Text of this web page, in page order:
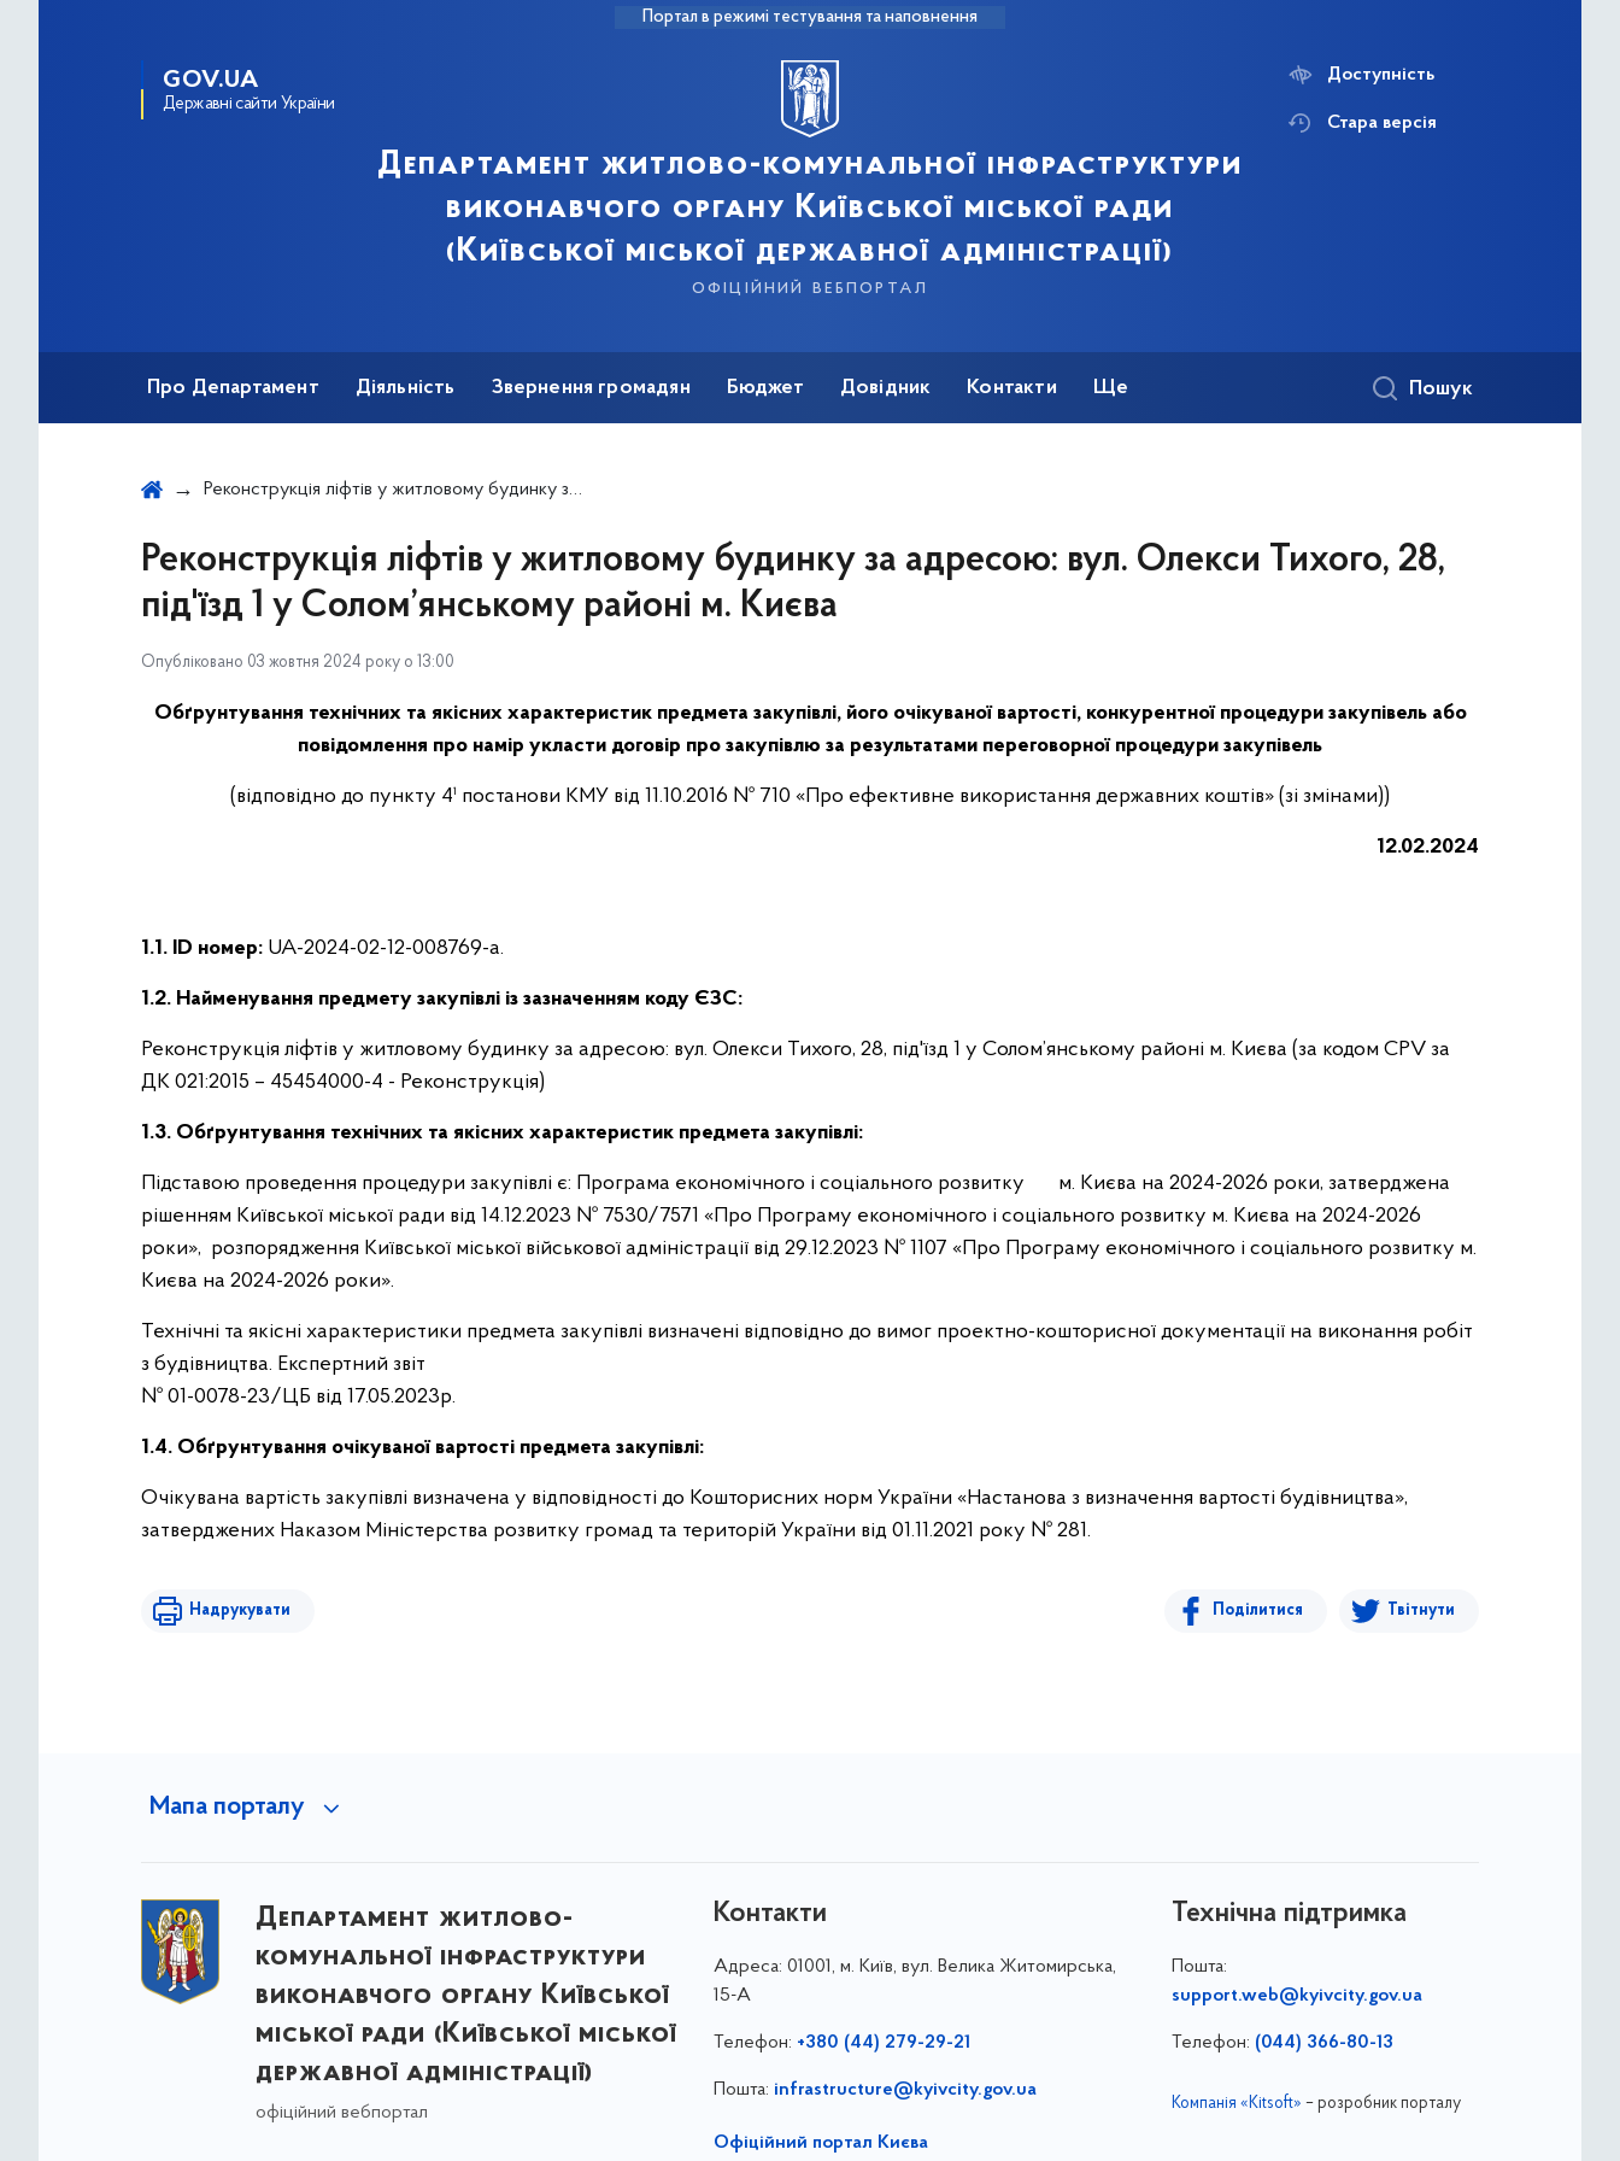
Портал в режимі тестування та наповнення
GOV.UA
Державні сайти України
Департамент житлово-комунальної інфраструктури
виконавчого органу Київської міської ради
(Київської міської державної адміністрації)
офіційний вебпортал
Доступність
Стара версія
Про Департамент Діяльність Звернення громадян Бюджет Довідник Контакти Ще Пошук
Реконструкція ліфтів у житловому будинку за адресою: вул. Олекси Тихого, 28, під'їзд 1 у Солом’янському районі м. Києва
Реконструкція ліфтів у житловому будинку за адресою: вул. Олекси Тихого, 28,
під'їзд 1 у Солом’янському районі м. Києва
Опубліковано 03 жовтня 2024 року о 13:00
Обґрунтування технічних та якісних характеристик предмета закупівлі, його очікуваної вартості, конкурентної процедури закупівель або
повідомлення про намір укласти договір про закупівлю за результатами переговорної процедури закупівель
(відповідно до пункту 4¹ постанови КМУ від 11.10.2016 № 710 «Про ефективне використання державних коштів» (зі змінами))
12.02.2024
1.1. ID номер: UA-2024-02-12-008769-a.
1.2. Найменування предмету закупівлі із зазначенням коду ЄЗС:
Реконструкція ліфтів у житловому будинку за адресою: вул. Олекси Тихого, 28, під'їзд 1 у Солом’янському районі м. Києва (за кодом CPV за
ДК 021:2015 – 45454000-4 - Реконструкція)
1.3. Обґрунтування технічних та якісних характеристик предмета закупівлі:
Підставою проведення процедури закупівлі є: Програма економічного і соціального розвитку м. Києва на 2024-2026 роки, затверджена
рішенням Київської міської ради від 14.12.2023 № 7530/7571 «Про Програму економічного і соціального розвитку м. Києва на 2024-2026
роки», розпорядження Київської міської військової адміністрації від 29.12.2023 № 1107 «Про Програму економічного і соціального розвитку м.
Києва на 2024-2026 роки».
Технічні та якісні характеристики предмета закупівлі визначені відповідно до вимог проектно-кошторисної документації на виконання робіт
з будівництва. Експертний звіт
№ 01-0078-23/ЦБ від 17.05.2023р.
1.4. Обґрунтування очікуваної вартості предмета закупівлі:
Очікувана вартість закупівлі визначена у відповідності до Кошторисних норм України «Настанова з визначення вартості будівництва»,
затверджених Наказом Міністерства розвитку громад та територій України від 01.11.2021 року № 281.
Надрукувати Поділитися Твітнути
Мапа порталу
Департамент житлово-
комунальної інфраструктури
виконавчого органу Київської
міської ради (Київської міської
державної адміністрації)
офіційний вебпортал
Контакти
Адреса: 01001, м. Київ, вул. Велика Житомирська,
15-А
Телефон: +380 (44) 279-29-21
Пошта: infrastructure@kyivcity.gov.ua
Офіційний портал Києва
Технічна підтримка
Пошта:
support.web@kyivcity.gov.ua
Телефон: (044) 366-80-13
Компанія «Kitsoft» – розробник порталу